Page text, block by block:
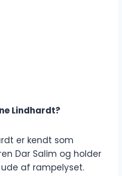
Lindhardt?
er kendt som
Dar Salim og holder
af rampelyset.